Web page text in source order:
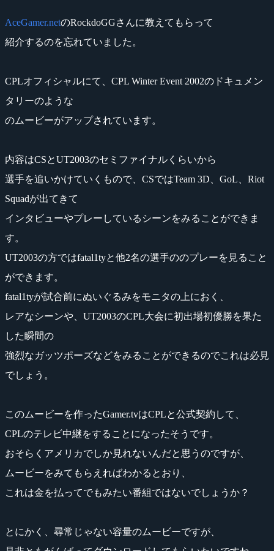
AceGamer.netのRockdoGGさんに教えてもらって
紹介するのを忘れていました。
CPLオフィシャルにて、CPL Winter Event 2002のドキュメン
タリーのような
のムービーがアップされています。
内容はCSとUT2003のセミファイナルくらいから
選手を追いかけていくもので、CSではTeam 3D、GoL、Riot
Squadが出てきて
インタビューやプレーしているシーンをみることができま
す。
UT2003の方ではfatal1tyと他2名の選手ののプレーを見ること
ができます。
fatal1tyが試合前にぬいぐるみをモニタの上におく、
レアなシーンや、UT2003のCPL大会に初出場初優勝を果た
した瞬間の
強烈なガッツポーズなどをみることができるのでこれは必見
でしょう。
このムービーを作ったGamer.tvはCPLと公式契約して、
CPLのテレビ中継をすることになったそうです。
おそらくアメリカでしか見れないんだと思うのですが、
ムービーをみてもらえればわかるとおり、
これは金を払ってでもみたい番組ではないでしょうか？
とにかく、尋常じゃない容量のムービーですが、